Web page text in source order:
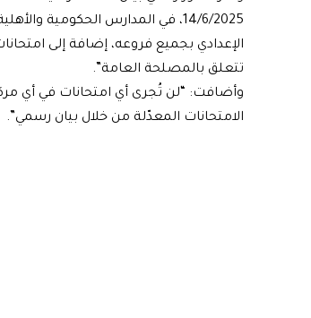
14/6/2025، في المدارس الحكومية
الإعدادي بجميع فروعه، إضافة إلى
تتعلق بالمصلحة العامة”.
وأضافت: “لن تُجرى أي امتحانات في أي مركز
الامتحانات المعدّلة من خلال بيان رسمي”.